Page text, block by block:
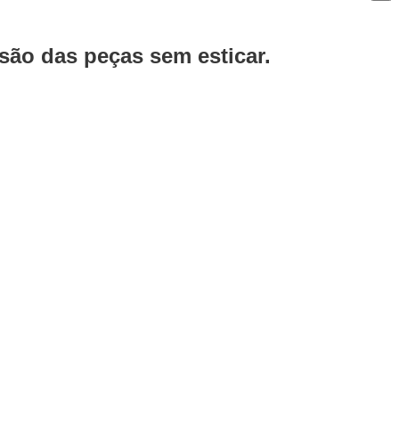
das peças sem esticar.